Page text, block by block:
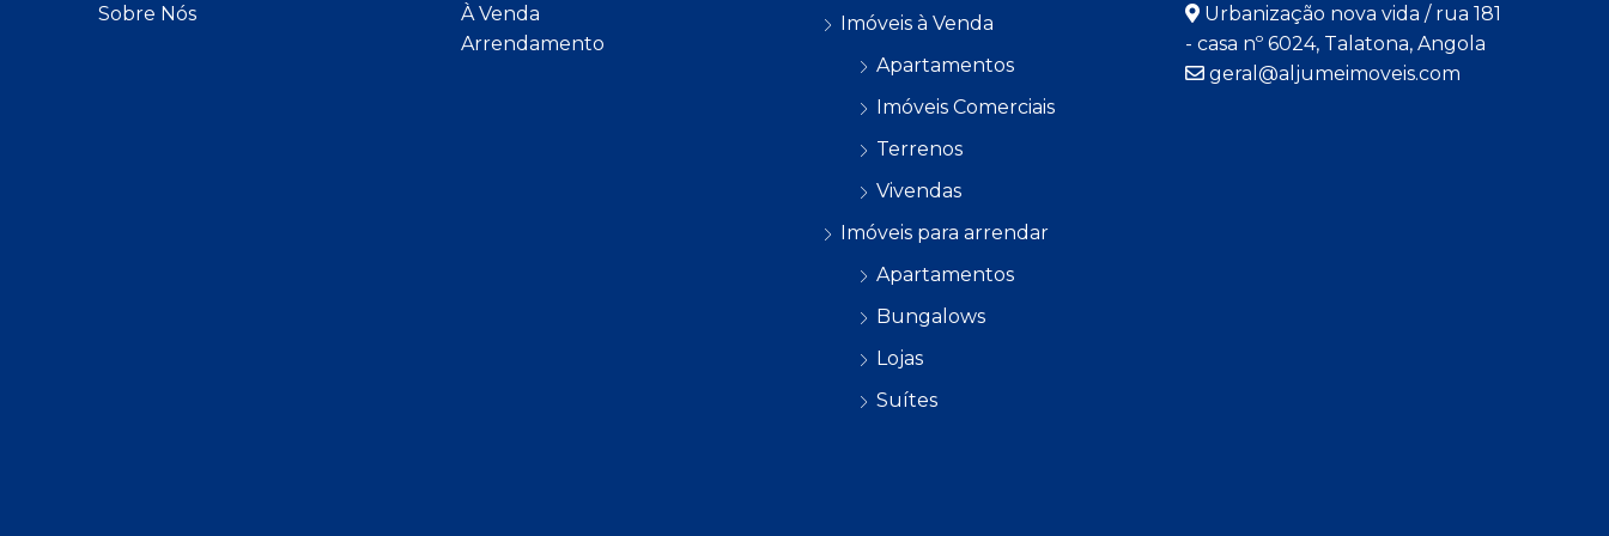
Sobre Nós
À Venda
Arrendamento
Imóveis à Venda
Apartamentos
Imóveis Comerciais
Terrenos
Vivendas
Imóveis para arrendar
Apartamentos
Bungalows
Lojas
Suítes
Urbanização nova vida / rua 181
- casa nº 6024, Talatona, Angola
geral@aljumeimoveis.com